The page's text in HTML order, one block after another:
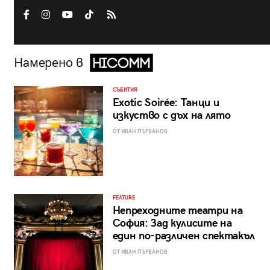
Намерено в
СЪБИТИЯ
Exotic Soirée: Танци и
изкуство с дъх на лято
ОТ ИВАН ПЪРВАНОВ
FEATURE
Непреходните театри на
София: Зад кулисите на
един по-различен спектакъл
ОТ ИВАН ПЪРВАНОВ